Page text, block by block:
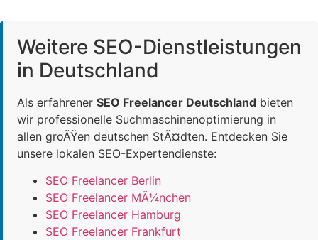
Weitere SEO-Dienstleistungen
in Deutschland
Als erfahrener SEO Freelancer Deutschland bieten
wir professionelle Suchmaschinenoptimierung in
allen groÃŸen deutschen StÃ¤dten. Entdecken Sie
unsere lokalen SEO-Expertendienste:
SEO Freelancer Berlin
SEO Freelancer MÃ¼nchen
SEO Freelancer Hamburg
SEO Freelancer Frankfurt